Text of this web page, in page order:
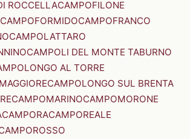
ROCCELLACAMPOFILONE
CAMPOFORMIDOCAMPOFRANCO
CAMPOLATTARO
CAMPOLI DEL MONTE TABURNO
AL TORRE
CAMPOLONGO SUL BRENTA
CAMPOMARINOCAMPOMORONE
CAMPORACAMPOREALE